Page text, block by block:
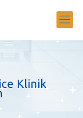
Klinik